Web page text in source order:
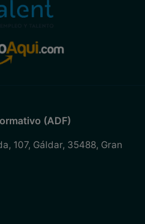
(ADF)
107, Gáldar, 35488, Gran